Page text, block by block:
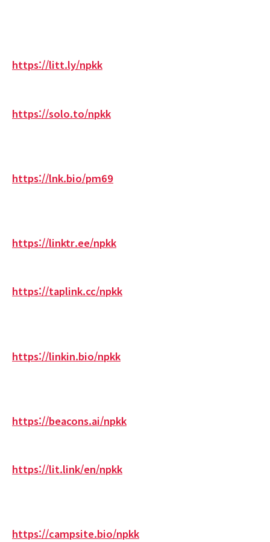
https://litt.ly/npkk
https://solo.to/npkk
https://lnk.bio/pm69
https://linktr.ee/npkk
https://taplink.cc/npkk
https://linkin.bio/npkk
https://beacons.ai/npkk
https://lit.link/en/npkk
https://campsite.bio/npkk